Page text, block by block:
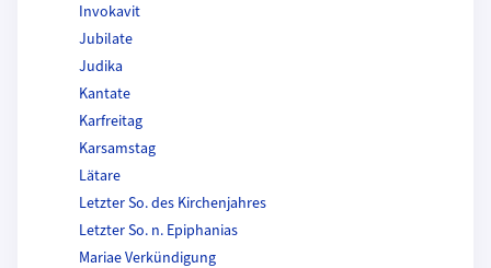
Invokavit
Jubilate
Judika
Kantate
Karfreitag
Karsamstag
Lätare
Letzter So. des Kirchenjahres
Letzter So. n. Epiphanias
Mariae Verkündigung